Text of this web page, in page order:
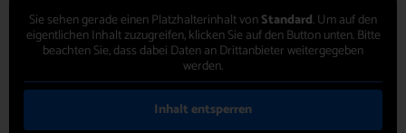
Sie sehen gerade einen Platzhalterinhalt vonStandard. Um auf den
eigentlichen Inhalt zuzugreifen, klicken Sie auf den Button unten. Bitte
beachten Sie, dass dabei Daten an Drittanbieter weitergegeben
werden.
Inhalt entsperren